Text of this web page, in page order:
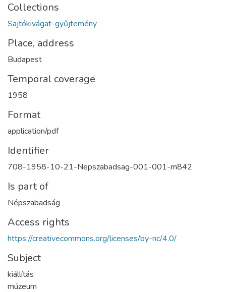
Collections
Sajtókivágat-gyűjtemény
Place, address
Budapest
Temporal coverage
1958
Format
application/pdf
Identifier
708-1958-10-21-Nepszabadsag-001-001-m842
Is part of
Népszabadság
Access rights
https://creativecommons.org/licenses/by-nc/4.0/
Subject
kiállítás
múzeum